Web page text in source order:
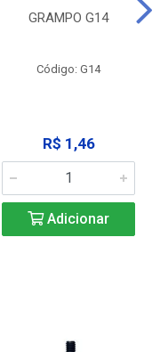
GRAMPO G14
Código: G14
R$ 1,46
Adicionar